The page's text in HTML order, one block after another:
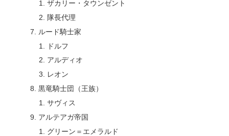
ザカリー・タウンゼント
隊長代理
ルード騎士家
ドルフ
アルディオ
レオン
黒竜騎士団（王族）
サヴィス
アルテアガ帝国
グリーン＝エメラルド